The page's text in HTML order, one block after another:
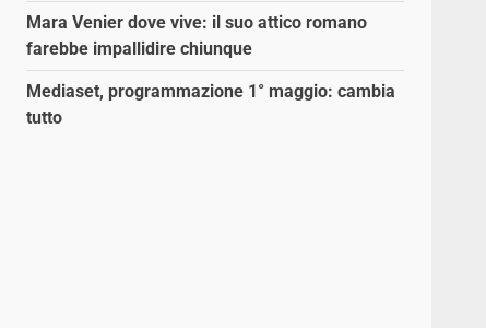
Mara Venier dove vive: il suo attico romano
farebbe impallidire chiunque
Mediaset, programmazione 1° maggio: cambia
tutto